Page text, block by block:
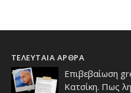
ΤΕΛΕΥΤΑΙΑ ΑΡΘΡΑ
Επιβεβαίωση
Κατσίκη. Πως